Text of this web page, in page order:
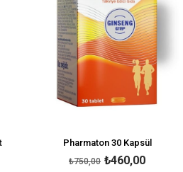
Pharmaton 30 Kapsül
₺460,00
₺750,00